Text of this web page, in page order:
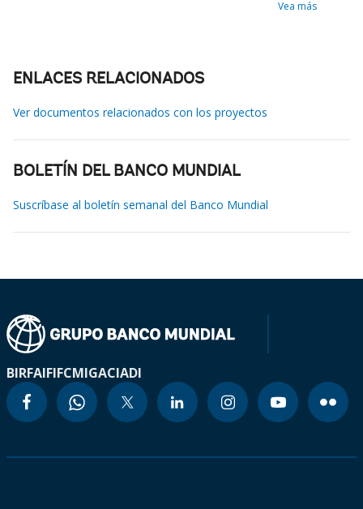
Vea más
ENLACES RELACIONADOS
Ver documentos relacionados con los proyectos
BOLETÍN DEL BANCO MUNDIAL
Suscríbase al boletín semanal del Banco Mundial
BIRFAIFIFCMIGACIADI